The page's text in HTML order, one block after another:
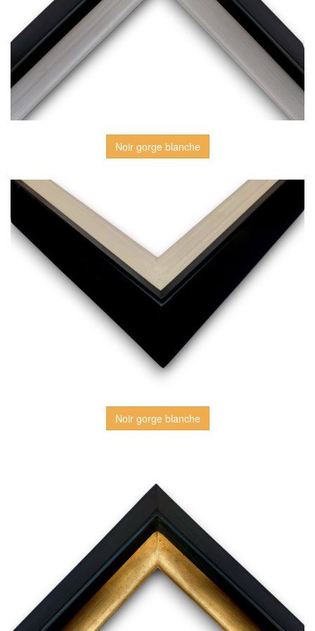
Noir gorge blanche
Noir gorge blanche